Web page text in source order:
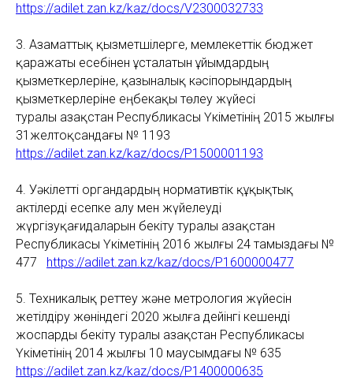
https://adilet.zan.kz/kaz/docs/V2300032733
3. Азаматтық қызметшілерге, мемлекеттік бюджет
қаражаты есебінен ұсталатын ұйымдардың
қызметкерлеріне, қазыналық кәсіпорындардың
қызметкерлеріне еңбекақы төлеу жүйесі
туралы Қазақстан Республикасы Үкіметінің 2015 жылғы
31желтоқсандағы № 1193
https://adilet.zan.kz/kaz/docs/P1500001193
4. Уәкілетті органдардың нормативтік құқықтық
актілерді есепке алу мен жүйелеуді
жүргізуқағидаларын бекіту туралы Қазақстан
Республикасы Үкіметінің 2016 жылғы 24 тамыздағы №
477 https://adilet.zan.kz/kaz/docs/P1600000477
5. Техникалық реттеу және метрология жүйесін
жетілдіру жөніндегі 2020 жылға дейінгі кешенді
жоспарды бекіту туралы Қазақстан Республикасы
Үкіметінің 2014 жылғы 10 маусымдағы № 635
https://adilet.zan.kz/kaz/docs/P1400000635